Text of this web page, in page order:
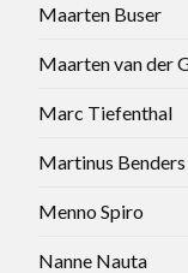
Maarten Buser
Maarten van der
Marc Tiefenthal
Martinus Benders
Menno Spiro
Nanne Nauta